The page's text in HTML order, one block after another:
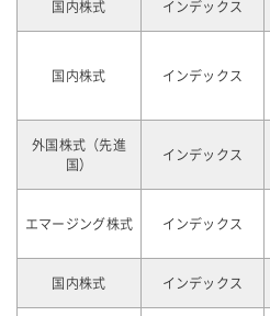
国内株式 インデックス
国内株式 インデックス
外国株式（先進
国）
インデックス
エマージング株式 インデックス
国内株式 インデックス